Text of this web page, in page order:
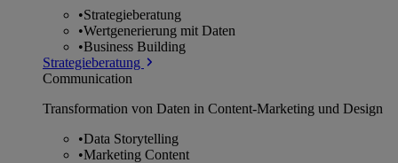
•Strategieberatung
•Wertgenerierung mit Daten
•Business Building
Strategieberatung
Communication
Transformation von Daten in Content-Marketing und Design
•Data Storytelling
•Marketing Content